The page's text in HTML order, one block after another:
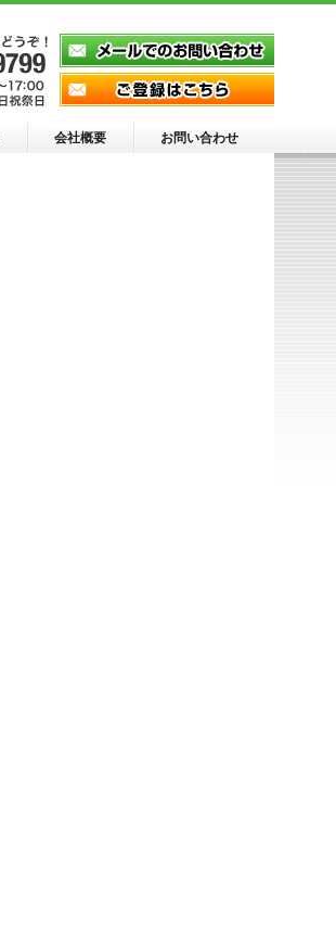
会社概要 お問い合わせ